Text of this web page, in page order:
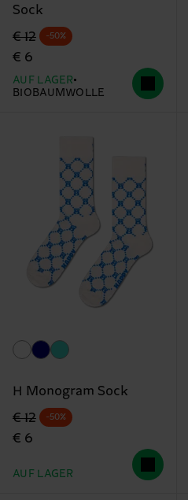
Sock
Originalpreis
€ 12
Reduzierter Preis
€ 6
-50%
AUF LAGER
BIOBAUMWOLLE
H Monogram Sock
Originalpreis
€ 12
Reduzierter Preis
€ 6
-50%
AUF LAGER